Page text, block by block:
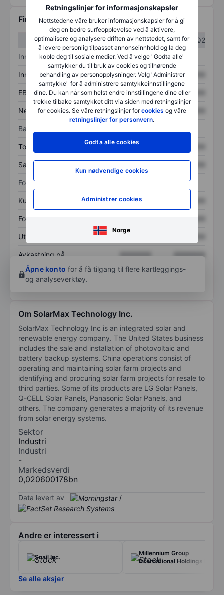
Retningslinjer for informasjonskapsler
Nettstedene våre bruker informasjonskapsler for å gi
deg en bedre surfeopplevelse ved å aktivere,
optimalisere og analysere driften av nettstedet, samt for
å levere personlig tilpasset annonseinnhold og la deg
koble deg til sosiale medier. Ved å velge "Godta alle"
samtykker du til bruk av cookies og tilhørende
behandling av personopplysninger. Velg "Administrer
samtykke" for å administrere samtykkeinnstillingene
dine. Du kan når som helst endre innstillingene dine eller
trekke tilbake samtykket ditt via siden med retningslinjer
for cookies. Se våre retningslinjer forcookies og våre
retningslinjer for personvern.
Godta alle cookies
Kun nødvendige cookies
Administrer cookies
Norge
Finansiell informasjon
Q1
Q2
Inntektsoversikt
Inntekter XXXXXXX XXXXXXX
EBITDA XXXXXXX XXXXXXX
Nettoinntekt XXXXXXX XXXXXXX
Balanse
Totale eiendeler XXXXXXX
Samlet gjeld XXXXXXX
Forholdstall
Kurs/salg XXXXXXX
Fortjeneste per aksje
Utbytte per aksje XXXXXXX
Avkastning på
egenkapital
XXXXXXX
XXXXXXX
Åpne konto for å få tilgang til flere kartleggings-
og analyseverktøy.
Om SolarMax Technology Inc.
SolarMax Technology Inc is an integrated solar and
renewable energy company. The United States business
includes the sale and installation of photovoltaic and
battery backup systems. China operations consist of
operating and maintaining solar farm projects and
identifying and procuring solar farm projects for resale to
third parties. Some of its products are LG Solar Panels,
Q-CELL Solar Panels, Panasonic Solar Panels, and
others. The company generates a majority of its revenue
from solar energy systems.
Sektor
Industri
Industri
-
Markedsverdi
0,020600178bn
Data levert av /
Andre er interessert i
Snail Inc.
Millennium Group
International Holdings Ltd.
Se alle aksjer